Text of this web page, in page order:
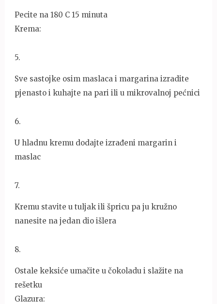
Pecite na 180 C 15 minuta
Krema:
5.
Sve sastojke osim maslaca i margarina izradite
pjenasto i kuhajte na pari ili u mikrovalnoj pećnici
6.
U hladnu kremu dodajte izrađeni margarin i
maslac
7.
Kremu stavite u tuljak ili špricu pa ju kružno
nanesite na jedan dio išlera
8.
Ostale keksiće umačite u čokoladu i slažite na
rešetku
Glazura: